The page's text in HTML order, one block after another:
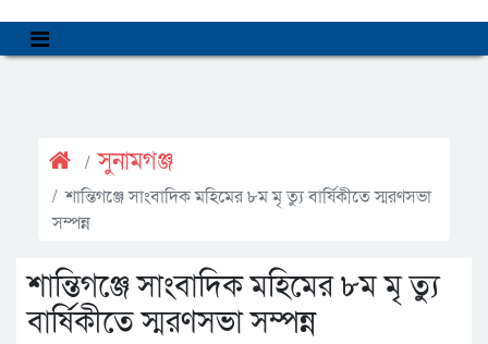
সুনামগঞ্জ
শান্তিগঞ্জে সাংবাদিক মহিমের ৮ম মৃ ত্যু বার্ষিকীতে স্মরণসভা
সম্পন্ন
শান্তিগঞ্জে সাংবাদিক মহিমের ৮ম মৃ ত্যু
বার্ষিকীতে স্মরণসভা সম্পন্ন